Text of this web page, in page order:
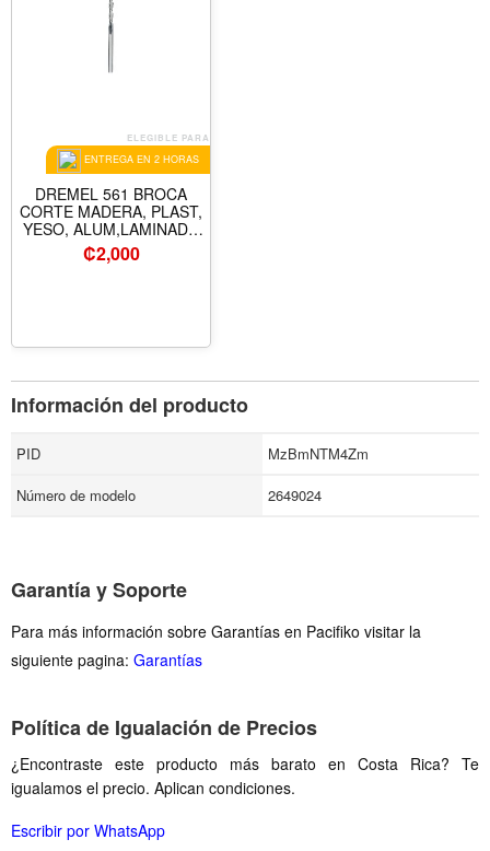
ELEGIBLE PARA
ENTREGA EN 2 HORAS
DREMEL 561 BROCA
CORTE MADERA, PLAST,
YESO, ALUM,LAMINADO
1/8" (3.2 MM )
2615000561
₡2,000
Información del producto
PID
MzBmNTM4Zm
Número de modelo
2649024
Garantía y Soporte
Para más información sobre Garantías en Pacifiko visitar la
siguiente pagina: Garantías
Política de Igualación de Precios
¿Encontraste este producto más barato en Costa Rica? Te
igualamos el precio. Aplican condiciones.
Escribir por WhatsApp